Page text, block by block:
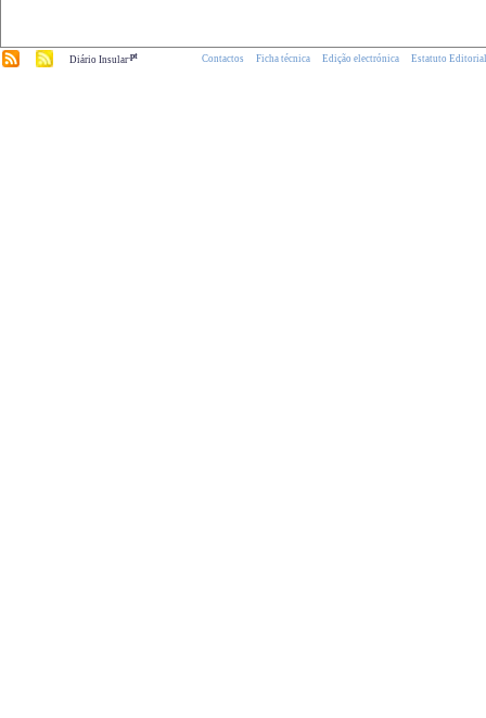
Diário Insular.pt Contactos Ficha técnica Edição electrónica Estatuto Editorial